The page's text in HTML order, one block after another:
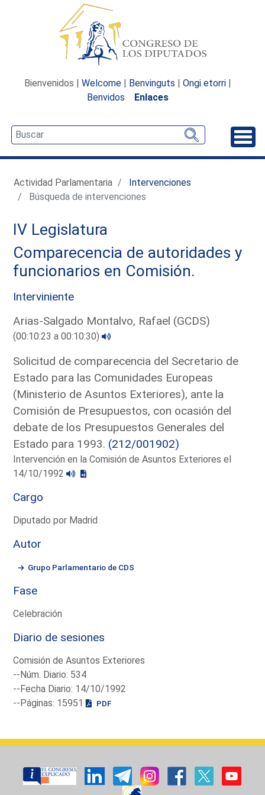
Bienvenidos | Welcome | Benvinguts | Ongi etorri |
Benvidos
Enlaces
Actividad Parlamentaria
Intervenciones
Búsqueda de intervenciones
IV Legislatura
Comparecencia de autoridades y
funcionarios en Comisión.
Interviniente
Arias-Salgado Montalvo, Rafael (GCDS)
(00:10:23 a 00:10:30)
Solicitud de comparecencia del Secretario de
Estado para las Comunidades Europeas
(Ministerio de Asuntos Exteriores), ante la
Comisión de Presupuestos, con ocasión del
debate de los Presupuestos Generales del
Estado para 1993. (212/001902)
Intervención en la Comisión de Asuntos Exteriores el
14/10/1992
Cargo
Diputado por Madrid
Autor
Grupo Parlamentario de CDS
Fase
Celebración
Diario de sesiones
Comisión de Asuntos Exteriores
--Núm. Diario: 534
--Fecha Diario: 14/10/1992
--Páginas: 15951
PDF